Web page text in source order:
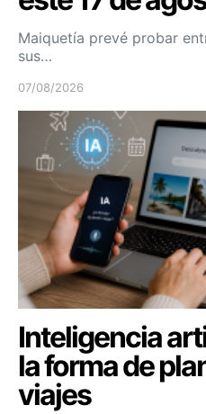
Maiquetía prevé probar
sus…
07/08/2026
Inteligencia
la forma de
viajes